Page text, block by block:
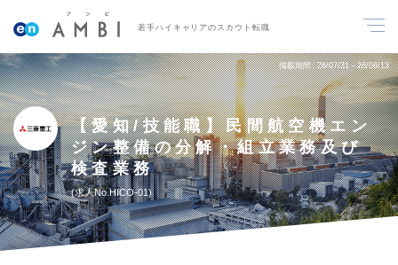
若手ハイキャリアのスカウト転職
掲載期間 26/07/31～26/08/13
【愛知/技能職】民間航空機エン
ジン整備の分解・組立業務及び
検査業務
求人No.HICO-01